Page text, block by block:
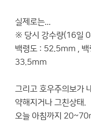
실제로는...
※ 당시 강수량(16일
백령도 : 52.5mm ,
33.5mm
그리고 호우주의보가
약해지거나 그친상태.
오늘 아침까지